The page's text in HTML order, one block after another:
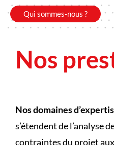
Qui sommes-nous ?
Nos
Nos domaines
s’étendent de l’analyse
contraintes du projet